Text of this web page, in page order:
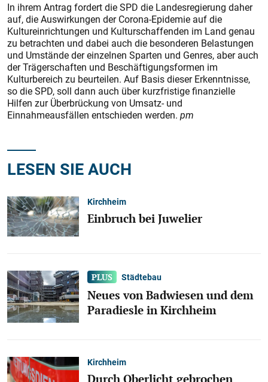
In ihrem Antrag fordert die SPD die Landesregierung daher
auf, die Auswirkungen der Corona-Epidemie auf die
Kultureinrichtungen und Kulturschaffenden im Land genau
zu betrachten und dabei auch die besonderen Belastungen
und Umstände der einzelnen Sparten und Genres, aber auch
der Trägerschaften und Beschäftigungsformen im
Kulturbereich zu beurteilen. Auf Basis dieser Erkenntnisse,
so die SPD, soll dann auch über kurzfristige finanzielle
Hilfen zur Überbrückung von Umsatz- und
Einnahmeausfällen entschieden werden. pm
LESEN SIE AUCH
Kirchheim
Einbruch bei Juwelier
Städtebau
Neues von Badwiesen und dem
Paradiesle in Kirchheim
Kirchheim